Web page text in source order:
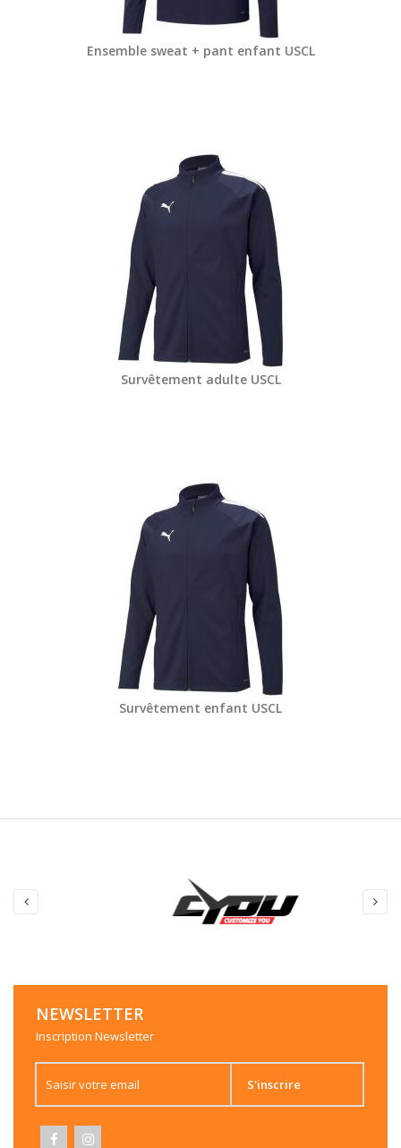
Ensemble sweat + pant enfant USCL
Survêtement adulte USCL
Survêtement enfant USCL
NEWSLETTER
Inscription Newsletter
S'inscrire